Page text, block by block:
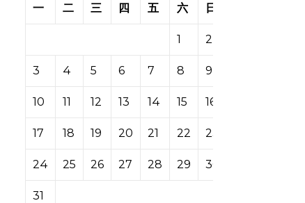
一
二 三 四 五 六 日
1 2
3 4 5 6 7 8 9
10 11 12 13 14 15 16
17 18 19 20 21 22 23
24 25 26 27 28 29 30
31